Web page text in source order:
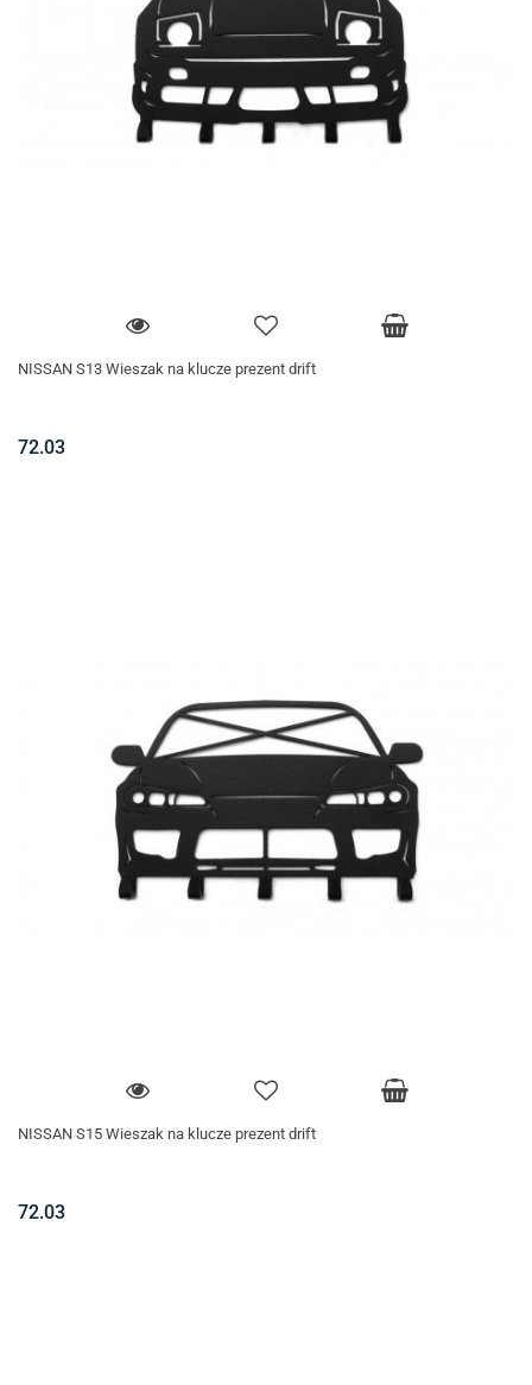
NISSAN S13 Wieszak na klucze prezent drift
72.03
NISSAN S15 Wieszak na klucze prezent drift
72.03